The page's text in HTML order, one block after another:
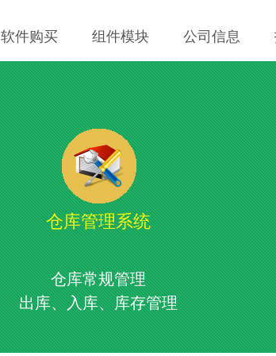
软件购买 组件模块 公司信息
仓库管理系统
仓库常规管理
出库、入库、库存管理